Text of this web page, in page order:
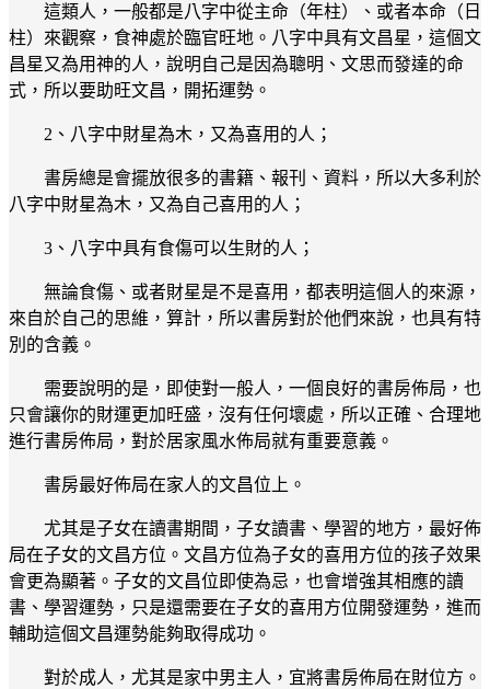
這類人，一般都是八字中從主命（年柱）、或者本命（日
柱）來觀察，食神處於臨官旺地。八字中具有文昌星，這個文
昌星又為用神的人，說明自己是因為聰明、文思而發達的命
式，所以要助旺文昌，開拓運勢。
2、八字中財星為木，又為喜用的人；
書房總是會擺放很多的書籍、報刊、資料，所以大多利於
八字中財星為木，又為自己喜用的人；
3、八字中具有食傷可以生財的人；
無論食傷、或者財星是不是喜用，都表明這個人的來源，
來自於自己的思維，算計，所以書房對於他們來說，也具有特
別的含義。
需要說明的是，即使對一般人，一個良好的書房佈局，也
只會讓你的財運更加旺盛，沒有任何壞處，所以正確、合理地
進行書房佈局，對於居家風水佈局就有重要意義。
書房最好佈局在家人的文昌位上。
尤其是子女在讀書期間，子女讀書、學習的地方，最好佈
局在子女的文昌方位。文昌方位為子女的喜用方位的孩子效果
會更為顯著。子女的文昌位即使為忌，也會增強其相應的讀
書、學習運勢，只是還需要在子女的喜用方位開發運勢，進而
輔助這個文昌運勢能夠取得成功。
對於成人，尤其是家中男主人，宜將書房佈局在財位方。